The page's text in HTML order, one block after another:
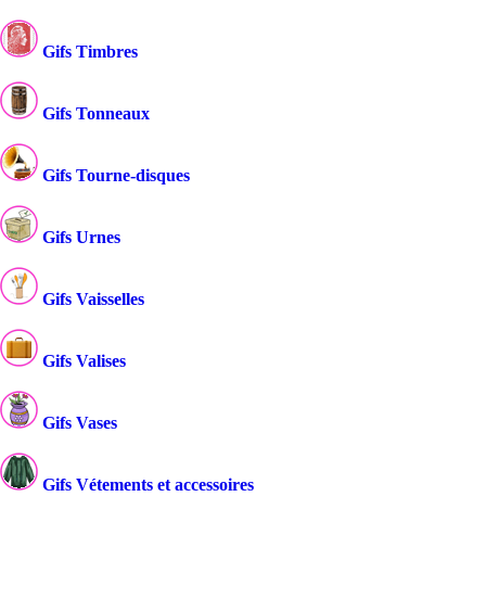
Gifs Timbres
Gifs Tonneaux
Gifs Tourne-disques
Gifs Urnes
Gifs Vaisselles
Gifs Valises
Gifs Vases
Gifs Vétements et accessoires